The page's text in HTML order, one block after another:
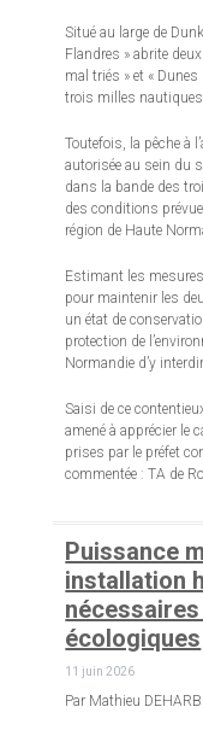
Situé au large de
Flandres » abrite
mal triés » et «
trois milles
Toutefois, la pêche à
autorisée au sein du
dans la bande des
des conditions
région de Haute
Estimant les
pour maintenir les
un état de
protection de
Normandie d’y
Saisi de ce
amené à apprécier le
prises par le préfet
commentée : TA de
Puissance
installation
écologiques
11 juin 2026
Par Mathieu